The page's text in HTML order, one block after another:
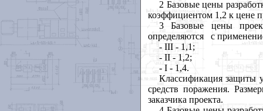
2 Базовые цены
коэффициентом 1,2 к цене
3 Базовые цены
определяются
с
- III - 1,1;
- II - 1,2;
- I - 1,4.
Классификация защиты
средств поражения.
заказчика проекта.